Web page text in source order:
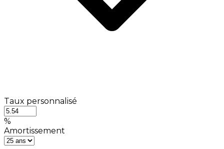
Taux personnalisé
%
Amortissement